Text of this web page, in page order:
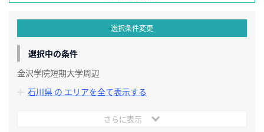
選択条件変更
選択中の条件
金沢学院短期大学周辺
石川県 の エリアを全て表示する
さらに表示